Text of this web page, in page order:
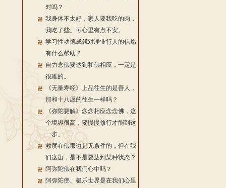
对吗？
我身体不太好，家人要我吃的肉，
我吃了些。可心里有点不安。
学习性功德成就对净业行人的信愿
有什么帮助？
自力念佛要达到和佛相应，一定是
很难的。
《无量寿经》上品往生的是善人，
那和十八愿的往生一样吗？
《弥陀要解》念念相应念念佛，这
个境界很高，要慢慢修行才能到这
一步。
救度在佛那边是无条件的，但在我
们这边，是不是要达到某种状态？
阿弥陀佛在我们心中吗？
阿弥陀佛、极乐世界是在我们心里